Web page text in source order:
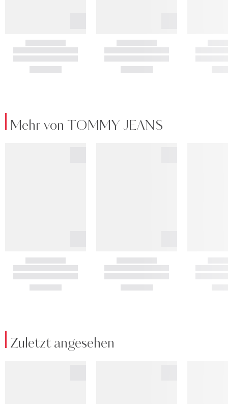
Mehr von TOMMY JEANS
Zuletzt angesehen